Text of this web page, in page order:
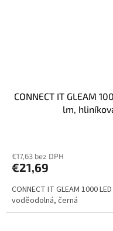
CONNECT IT GLEAM
lm,
€17,63 bez DPH
€21,69
CONNECT IT GLEAM 1000
voděodolná, černá